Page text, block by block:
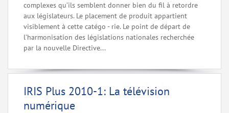
complexes qu’ils semblent donner bien du fil à retordre
aux législateurs. Le placement de produit appartient
visiblement à cette catégo - rie. Le point de départ de
l’harmonisation des législations nationales recherchée
par la nouvelle Directive...
IRIS Plus 2010-1: La télévision
numérique